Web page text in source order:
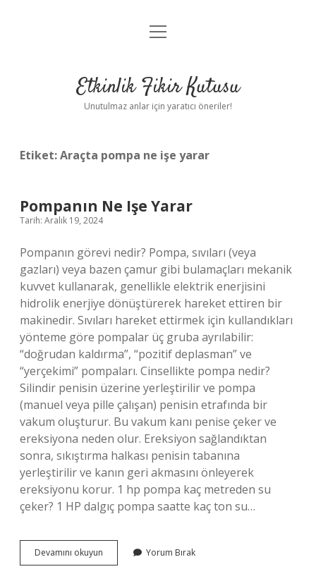
Anasayfa
Yasal Uyarı
menüyü
Etkinlik Fikir Kutusu
Unutulmaz anlar için yaratıcı öneriler!
Etiket:Araçta pompa ne işe yarar
Pompanın Ne Işe Yarar
Tarih: Aralık 19, 2024
Pompanın görevi nedir? Pompa, sıvıları (veya
gazları) veya bazen çamur gibi bulamaçları mekanik
kuvvet kullanarak, genellikle elektrik enerjisini
hidrolik enerjiye dönüştürerek hareket ettiren bir
makinedir. Sıvıları hareket ettirmek için kullandıkları
yönteme göre pompalar üç gruba ayrılabilir:
“doğrudan kaldırma”, “pozitif deplasman” ve
“yerçekimi” pompaları. Cinsellikte pompa nedir?
Silindir penisin üzerine yerleştirilir ve pompa
(manuel veya pille çalışan) penisin etrafında bir
vakum oluşturur. Bu vakum kanı penise çeker ve
ereksiyona neden olur. Ereksiyon sağlandıktan
sonra, sıkıştırma halkası penisin tabanına
yerleştirilir ve kanın geri akmasını önleyerek
ereksiyonu korur. 1 hp pompa kaç metreden su
çeker? 1 HP dalgıç pompa saatte kaç ton su…
Devamını okuyun Pompanın
Ne
Yorum Bırak